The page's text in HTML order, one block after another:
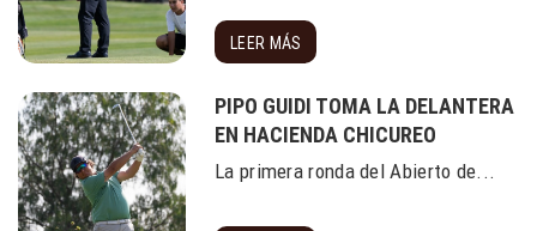
LEER MÁS
PIPO GUIDI TOMA LA DELANTERA
EN HACIENDA CHICUREO
La primera ronda del Abierto de...